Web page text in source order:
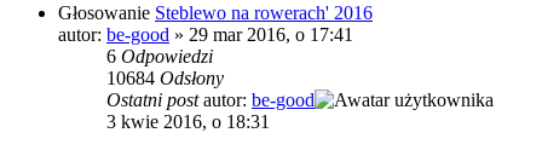
Głosowanie Steblewo na rowerach' 2016
autor: be-good » 29 mar 2016, o 17:41
6 Odpowiedzi
10684 Odsłony
Ostatni postautor: be-good
3 kwie 2016, o 18:31